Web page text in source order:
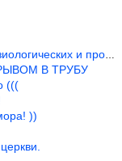
и прочих отходо
В ТРУБУ
(((
))